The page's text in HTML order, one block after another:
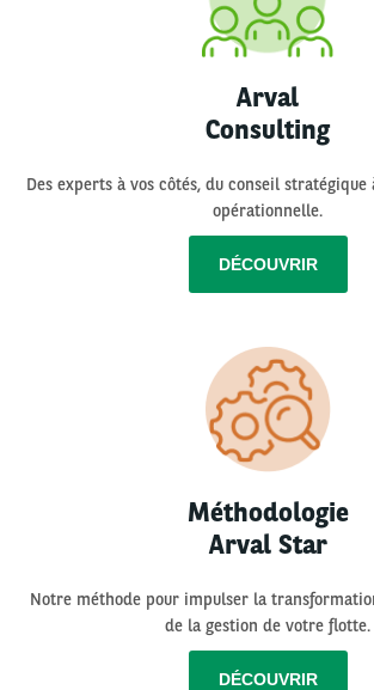
Arval
Consulting
Des experts à vos côtés, du conseil
opérationnelle.
DÉCOUVRIR
Méthodologie
Arval Star
Notre méthode pour impulser la
de la gestion de votre flotte.
DÉCOUVRIR